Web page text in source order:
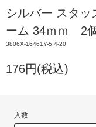
シルバー スタッ
ーム 34ｍｍ 2個
3806X-16461Y-5.4-20
176円(税込)
入数